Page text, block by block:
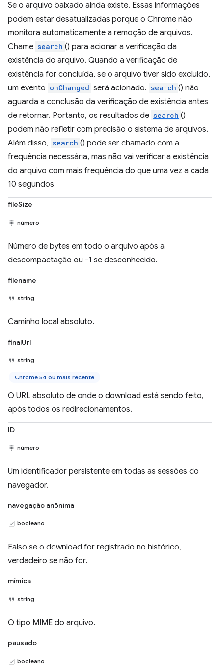
Se o arquivo baixado ainda existe. Essas informações
podem estar desatualizadas porque o Chrome não
monitora automaticamente a remoção de arquivos.
Chame search () para acionar a verificação da
existência do arquivo. Quando a verificação de
existência for concluída, se o arquivo tiver sido excluído,
um evento onChanged será acionado. search () não
aguarda a conclusão da verificação de existência antes
de retornar. Portanto, os resultados de search ()
podem não refletir com precisão o sistema de arquivos.
Além disso, search () pode ser chamado com a
frequência necessária, mas não vai verificar a existência
do arquivo com mais frequência do que uma vez a cada
10 segundos.
fileSize
número
Número de bytes em todo o arquivo após a
descompactação ou -1 se desconhecido.
filename
string
Caminho local absoluto.
finalUrl
string
Chrome 54 ou mais recente
O URL absoluto de onde o download está sendo feito,
após todos os redirecionamentos.
ID
número
Um identificador persistente em todas as sessões do
navegador.
navegação anônima
booleano
Falso se o download for registrado no histórico,
verdadeiro se não for.
mímica
string
O tipo MIME do arquivo.
pausado
booleano